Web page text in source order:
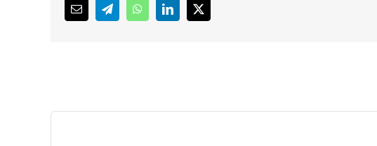
X
LinkedIn
WhatsApp
Telegram
Email